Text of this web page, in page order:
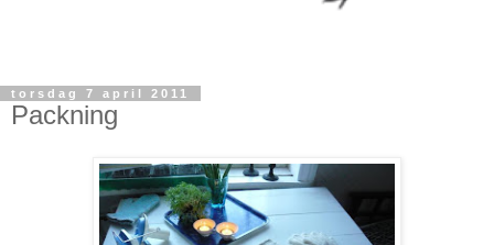
torsdag 7 april 2011
Packning